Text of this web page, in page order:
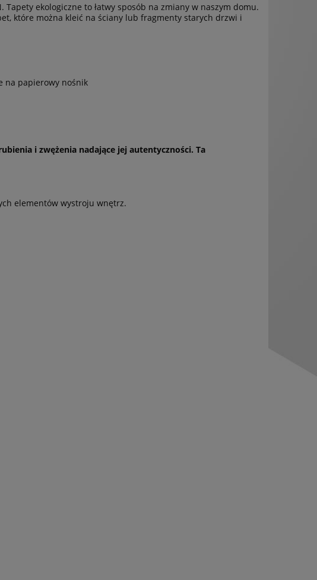
Tapety ekologiczne to łatwy sposób na zmiany w naszym domu.
które można kleić na ściany lub fragmenty starych drzwi i
na papierowy nośnik
i zwężenia nadające jej autentyczności. Ta
elementów wystroju wnętrz.